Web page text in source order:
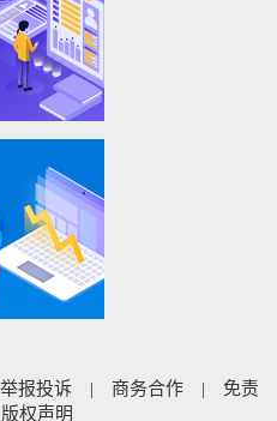
举报投诉 | 商务合作 |
免责
版权声明